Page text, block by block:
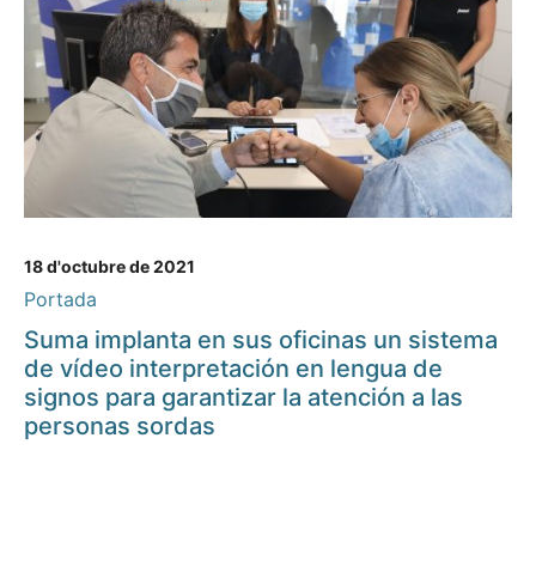
18 d'octubre de 2021
Portada
Suma implanta en sus oficinas un sistema
de vídeo interpretación en lengua de
signos para garantizar la atención a las
personas sordas